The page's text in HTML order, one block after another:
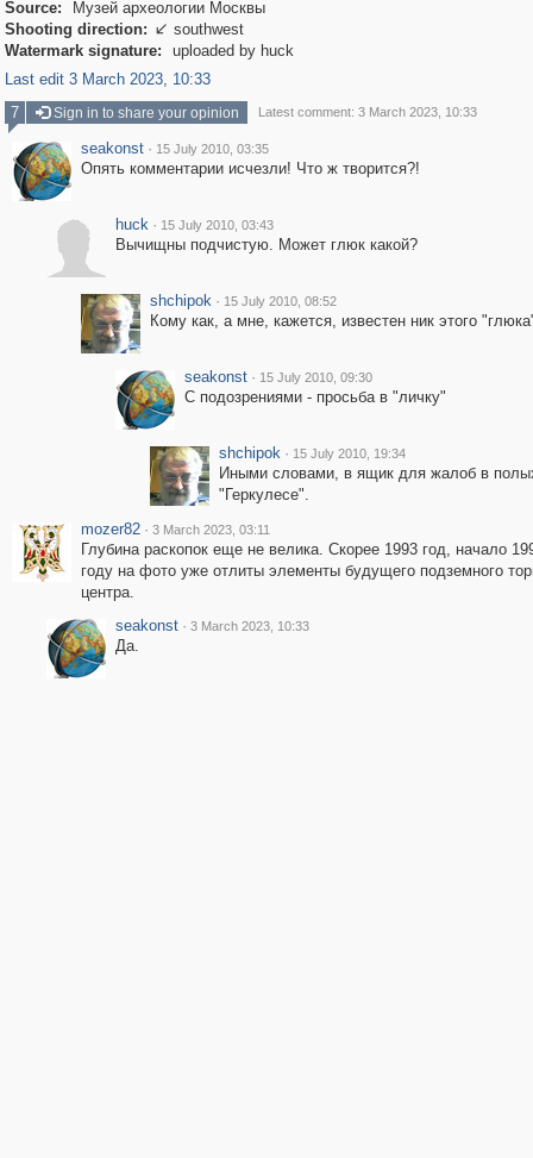
Source:
Музей археологии Москвы
Shooting direction:  southwest
Watermark signature:
uploaded by huck
Last edit 3 March 2023, 10:33
7
Sign in to share your opinion Latest comment: 3 March 2023, 10:33
seakonst · 15 July 2010, 03:35
Опять комментарии исчезли! Что ж творится?!
huck · 15 July 2010, 03:43
Вычищны подчистую. Может глюк какой?
shchipok · 15 July 2010, 08:52
Кому как, а мне, кажется, известен ник этого
seakonst · 15 July 2010, 09:30
С подозрениями - просьба в "личку"
shchipok · 15 July 2010, 19:34
Иными словами, в ящик для жалоб в
"Геркулесе".
mozer82 · 3 March 2023, 03:11
Глубина раскопок еще не велика. Скорее 1993 год, начало
году на фото уже отлиты элементы будущего подземного
центра.
seakonst · 3 March 2023, 10:33
Да.